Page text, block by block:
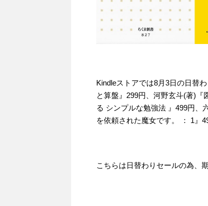
Kindleストアでは8月3日の日替
と算盤』299円、河野玄斗(著)
る シンプルな勉強法 』499円、
を依頼された魔女です。 ： 1』
こちらは日替わりセールの為、